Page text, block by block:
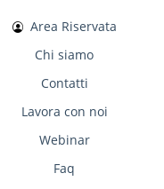
Area Riservata
Chi siamo
Contatti
Lavora con noi
Webinar
Faq